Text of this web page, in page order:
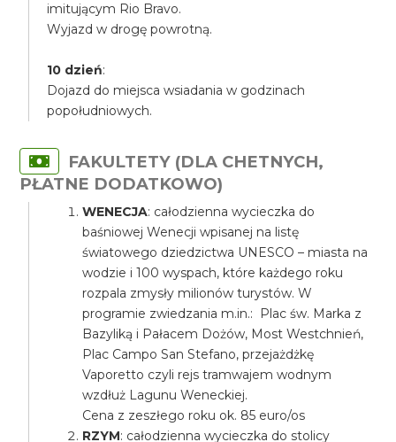
imitującym Rio Bravo.
Wyjazd w drogę powrotną.
10 dzień:
Dojazd do miejsca wsiadania w godzinach
popołudniowych.
FAKULTETY (DLA CHETNYCH,
PŁATNE DODATKOWO)
WENECJA: całodzienna wycieczka do
baśniowej Wenecji wpisanej na listę
światowego dziedzictwa UNESCO – miasta na
wodzie i 100 wyspach, które każdego roku
rozpala zmysły milionów turystów. W
programie zwiedzania m.in.: Plac św. Marka z
Bazyliką i Pałacem Dożów, Most Westchnień,
Plac Campo San Stefano, przejażdżkę
Vaporetto czyli rejs tramwajem wodnym
wzdłuż Lagunu Weneckiej.
Cena z zeszłego roku ok. 85 euro/os
RZYM: całodzienna wycieczka do stolicy